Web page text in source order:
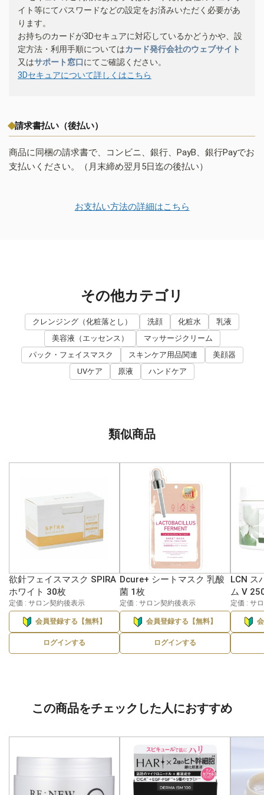
イト等にてパスワードなどの設定をお済みいただく必要があ
ります。
お持ちのカードが3Dセキュアに対応しているかどうかや、設
定方法・利用手順についてはカード発行会社のウェブサイト
又はサポート窓口にてご確認ください。
3Dセキュアについて詳しくはこちら
請求書払い（後払い）
商品に同梱の請求書で、コンビニ、銀行、PayB、銀行Payでお
支払いください。（月末締め翌月5日迄の後払い）
お支払い方法の詳細はこちら
その他カテゴリ
クレンジング（化粧落とし） 洗顔 化粧水
乳液
美容液（エッセンス）
マッサージクリーム
パック・フェイスマスク
スキンケア用品関連
美顔器
UVケア
原液 ハンドケア
類似商品
欲針フェイスマスク SPIRA
ホワイト 30枚
定価 : サロン契約後表示
会員登録する【無料】
ログインする
Dcure+ シートマスク 乳酸
菌 1枚
定価 : サロン契約後表示
会員登録する【無料】
ログインする
LCN ス
ム V
定価 : サ
この商品をチェックした人におすすめ